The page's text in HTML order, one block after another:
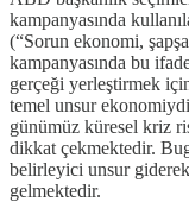
kampanyasında
(“Sorun ekonomi,
kampanyasında bu
gerçeği yerleştirmek
temel unsur
günümüz küresel kriz
dikkat çekmektedir.
belirleyici unsur
gelmektedir.